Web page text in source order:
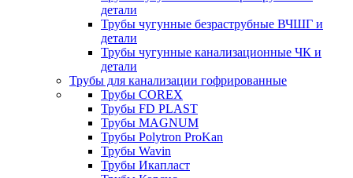
детали
Трубы чугунные безраструбные ВЧШГ и
детали
Трубы чугунные канализационные ЧК и
детали
Трубы для канализации гофрированные
Трубы COREX
Трубы FD PLAST
Трубы MAGNUM
Трубы Polytron ProKan
Трубы Wavin
Трубы Икапласт